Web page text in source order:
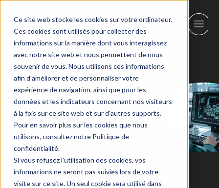
Ce site web stocke les cookies sur votre ordinateur.
Ces cookies sont utilisés pour collecter des
informations sur la manière dont vous interagissez
avec notre site web et nous permettent de nous
souvenir de vous. Nous utilisons ces informations
afin d'améliorer et de personnaliser votre
expérience de navigation, ainsi que pour les
données et les indicateurs concernant nos visiteurs
à la fois sur ce site web et sur d'autres supports.
Pour en savoir plus sur les cookies que nous
utilisons, consultez notre Politique de
confidentialité.
Si vous refusez l'utilisation des cookies, vos
informations ne seront pas suivies lors de votre
visite sur ce site. Un seul cookie sera utilisé dans
Électronique
et
Équipements
Électriques